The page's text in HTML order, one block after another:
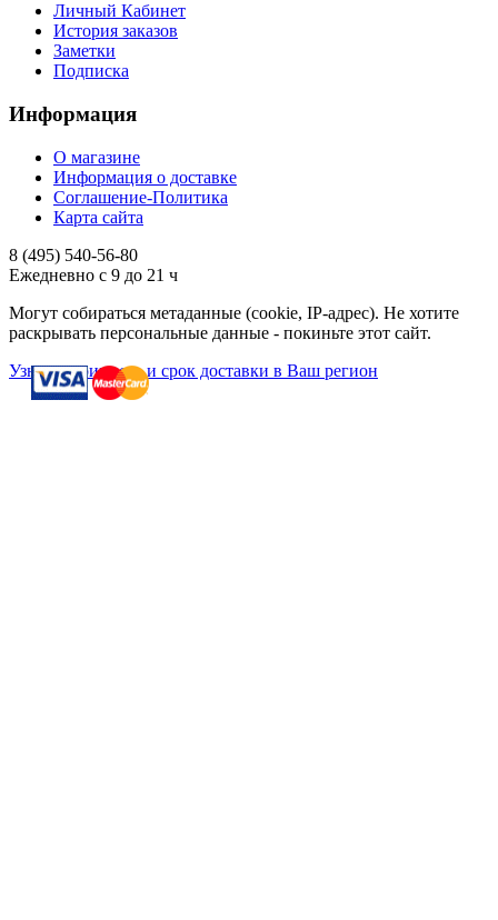
Личный Кабинет
История заказов
Заметки
Подписка
Информация
О магазине
Информация о доставке
Соглашение-Политика
Карта сайта
8 (495) 540-56-80
Ежедневно с 9 до 21 ч
Могут собираться метаданные (cookie, IP-адрес). Не хотите
раскрывать персональные данные - покиньте этот сайт.
Узнать стоимость и срок доставки в Ваш регион